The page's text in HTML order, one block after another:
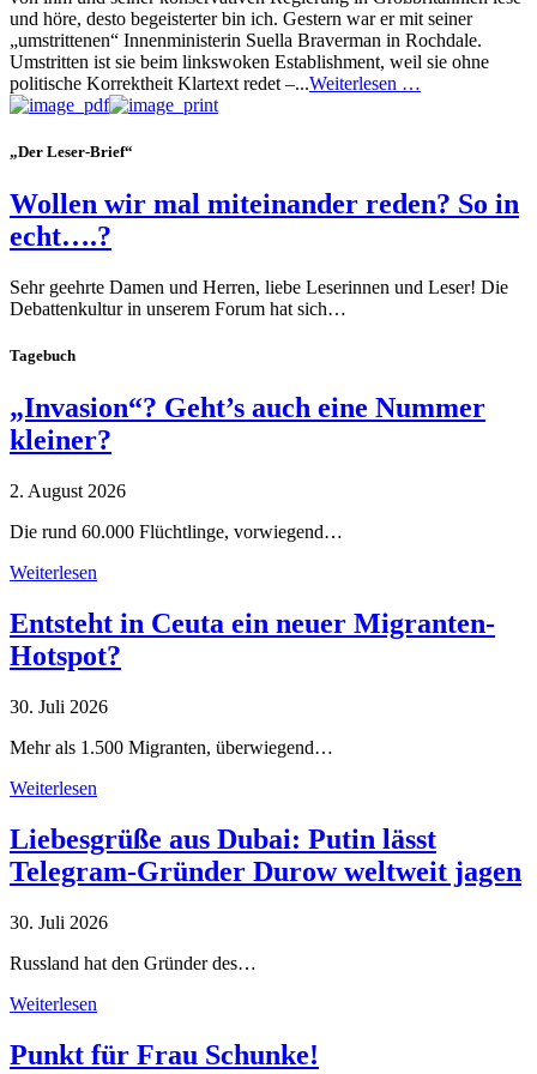
und höre, desto begeisterter bin ich. Gestern war er mit seiner
„umstrittenen“ Innenministerin Suella Braverman in Rochdale.
Umstritten ist sie beim linkswoken Establishment, weil sie ohne
politische Korrektheit Klartext redet –...Weiterlesen …
„Der Leser-Brief“
Wollen wir mal miteinander reden? So in
echt….?
Sehr geehrte Damen und Herren, liebe Leserinnen und Leser! Die
Debattenkultur in unserem Forum hat sich…
Tagebuch
„Invasion“? Geht’s auch eine Nummer
kleiner?
2. August 2026
Die rund 60.000 Flüchtlinge, vorwiegend…
Weiterlesen
Entsteht in Ceuta ein neuer Migranten-
Hotspot?
30. Juli 2026
Mehr als 1.500 Migranten, überwiegend…
Weiterlesen
Liebesgrüße aus Dubai: Putin lässt
Telegram-Gründer Durow weltweit jagen
30. Juli 2026
Russland hat den Gründer des…
Weiterlesen
Punkt für Frau Schunke!